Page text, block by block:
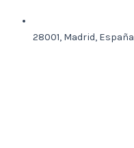
28001, Madrid, España